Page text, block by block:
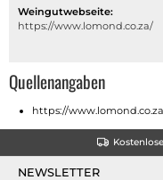
Weingutwebseite:
https://www.lomond.co.za/
Quellenangaben
https://
NEWSLETTER